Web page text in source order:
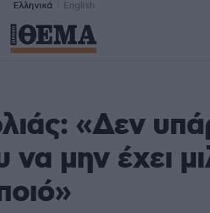
Ελληνικά English
«Δεν
μην έχει